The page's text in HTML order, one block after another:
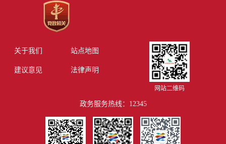
关于我们 站点地图
建议意见 法律声明
网站二维码
政务服务热线：12345